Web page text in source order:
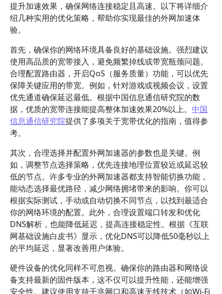
提升加速效果，确保网络连接稳定且高速。以下将详细介
绍几种实用的优化策略，帮助你实现最佳的外网加速体
验。
首先，确保你的网络环境具备良好的基础设施。强烈建议
使用高品质的宽带接入，避免频繁掉线或带宽瓶颈问题。
合理配置路由器，开启QoS（服务质量）功能，可以优先
保障关键应用的带宽。例如，针对游戏或视频会议，设置
优先通道确保延迟最低。根据中国信息通信研究院的数
据，优质的宽带连接能提高整体加速效果20%以上。 中国
信息通信研究院提供了多项关于宽带优化的指南，值得参
考。
其次，合理选择并配置外网加速器的参数也是关键。例
如，调整节点选择策略，优先连接地理位置较近或延迟较
低的节点。许多专业的外网加速器都支持智能切换功能，
能动态选择最优路径，减少网络拥堵带来的影响。你可以
根据实际测试，手动或自动切换不同节点，以找到最适合
你的网络环境的配置。此外，合理设置端口转发和优化
DNS解析，也能降低延迟，提高连接稳定性。根据《互联
网基础设施白皮书》显示，优化DNS可以降低50毫秒以上
的平均延迟，显著改善用户体验。
硬件设备的优化同样不可忽视。确保你的路由器和网络设
备支持最新的固件版本，这不仅可以提升性能，还能增强
安全性。建议使用支持千兆网口和高速无线技术（如Wi-Fi